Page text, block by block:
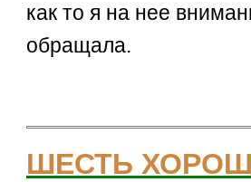
как то я на нее
обращала.
ШЕСТЬ